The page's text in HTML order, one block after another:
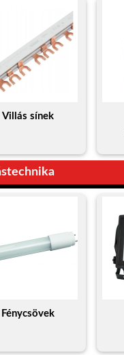
Villás sínek
Fénycsövek